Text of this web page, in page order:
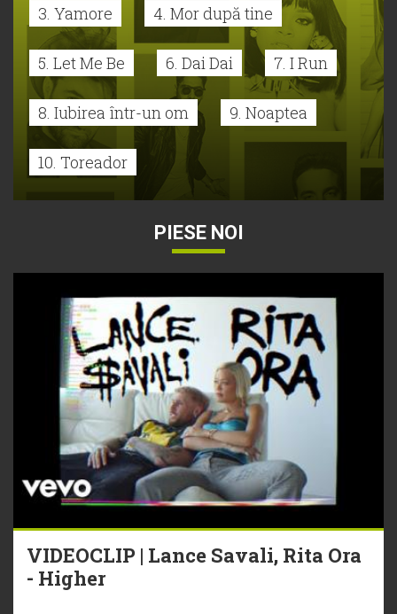
3. Yamore 4. Mor după tine
5. Let Me Be 6. Dai Dai 7. I Run
8. Iubirea într-un om 9. Noaptea
10. Toreador
PIESE NOI
VIDEOCLIP | Lance Savali, Rita Ora
- Higher